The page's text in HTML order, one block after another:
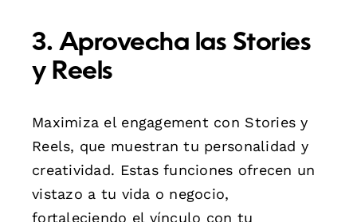
3. Aprovecha las Stories
y Reels
Maximiza el engagement con Stories y
Reels, que muestran tu personalidad y
creatividad. Estas funciones ofrecen un
vistazo a tu vida o negocio,
fortaleciendo el vínculo con tu